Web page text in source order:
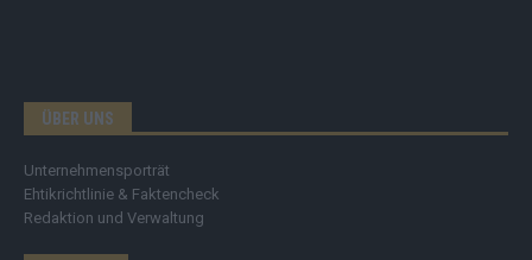
ÜBER UNS
Unternehmensporträt
Ehtikrichtlinie & Faktencheck
Redaktion und Verwaltung